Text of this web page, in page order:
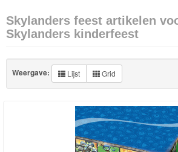
Annabell
Knuffels
Schleich
Skylanders feest artikelen
Skylanders kinderfeest
Weergave: Lijst Grid